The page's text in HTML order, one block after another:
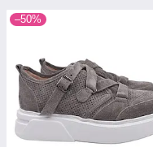
–50%